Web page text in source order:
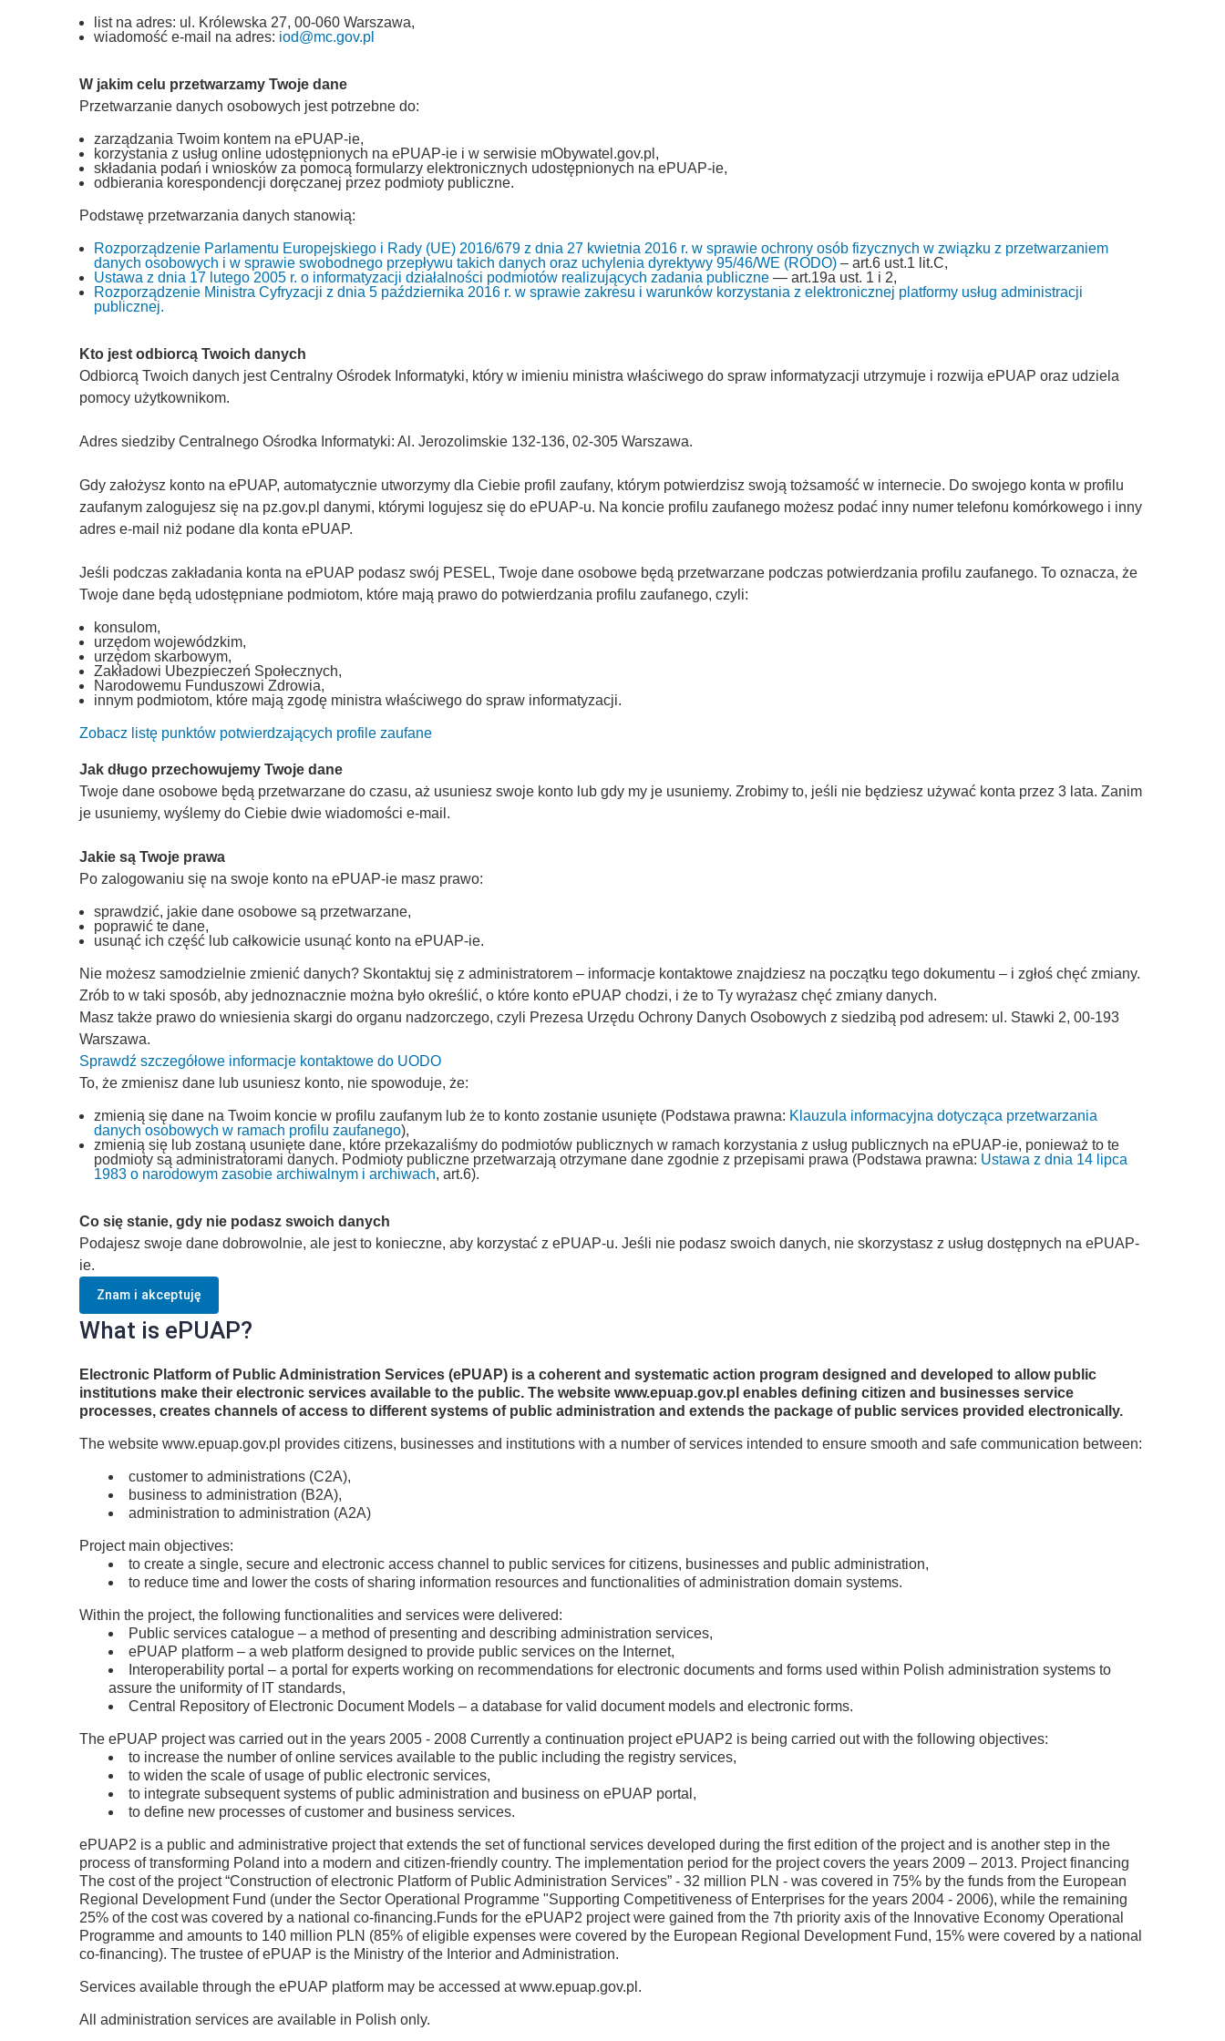
list na adres: ul. Królewska 27, 00-060 Warszawa,
wiadomość e-mail na adres: iod@mc.gov.pl
W jakim celu przetwarzamy Twoje dane
Przetwarzanie danych osobowych jest potrzebne do:
zarządzania Twoim kontem na ePUAP-ie,
korzystania z usług online udostępnionych na ePUAP-ie i w serwisie mObywatel.gov.pl,
składania podań i wniosków za pomocą formularzy elektronicznych udostępnionych na ePUAP-ie,
odbierania korespondencji doręczanej przez podmioty publiczne.
Podstawę przetwarzania danych stanowią:
Rozporządzenie Parlamentu Europejskiego i Rady (UE) 2016/679 z dnia 27 kwietnia 2016 r. w sprawie ochrony osób fizycznych w związku z przetwarzaniem
danych osobowych i w sprawie swobodnego przepływu takich danych oraz uchylenia dyrektywy 95/46/WE (RODO) – art.6 ust.1 lit.C,
Ustawa z dnia 17 lutego 2005 r. o informatyzacji działalności podmiotów realizujących zadania publiczne — art.19a ust. 1 i 2,
Rozporządzenie Ministra Cyfryzacji z dnia 5 października 2016 r. w sprawie zakresu i warunków korzystania z elektronicznej platformy usług administracji
publicznej.
Kto jest odbiorcą Twoich danych
Odbiorcą Twoich danych jest Centralny Ośrodek Informatyki, który w imieniu ministra właściwego do spraw informatyzacji utrzymuje i rozwija ePUAP oraz udziela
pomocy użytkownikom.
Adres siedziby Centralnego Ośrodka Informatyki: Al. Jerozolimskie 132-136, 02-305 Warszawa.
Gdy założysz konto na ePUAP, automatycznie utworzymy dla Ciebie profil zaufany, którym potwierdzisz swoją tożsamość w internecie. Do swojego konta w profilu
zaufanym zalogujesz się na pz.gov.pl danymi, którymi logujesz się do ePUAP-u. Na koncie profilu zaufanego możesz podać inny numer telefonu komórkowego i inny
adres e-mail niż podane dla konta ePUAP.
Jeśli podczas zakładania konta na ePUAP podasz swój PESEL, Twoje dane osobowe będą przetwarzane podczas potwierdzania profilu zaufanego. To oznacza, że
Twoje dane będą udostępniane podmiotom, które mają prawo do potwierdzania profilu zaufanego, czyli:
konsulom,
urzędom wojewódzkim,
urzędom skarbowym,
Zakładowi Ubezpieczeń Społecznych,
Narodowemu Funduszowi Zdrowia,
innym podmiotom, które mają zgodę ministra właściwego do spraw informatyzacji.
Zobacz listę punktów potwierdzających profile zaufane
Jak długo przechowujemy Twoje dane
Twoje dane osobowe będą przetwarzane do czasu, aż usuniesz swoje konto lub gdy my je usuniemy. Zrobimy to, jeśli nie będziesz używać konta przez 3 lata. Zanim
je usuniemy, wyślemy do Ciebie dwie wiadomości e-mail.
Jakie są Twoje prawa
Po zalogowaniu się na swoje konto na ePUAP-ie masz prawo:
sprawdzić, jakie dane osobowe są przetwarzane,
poprawić te dane,
usunąć ich część lub całkowicie usunąć konto na ePUAP-ie.
Nie możesz samodzielnie zmienić danych? Skontaktuj się z administratorem – informacje kontaktowe znajdziesz na początku tego dokumentu – i zgłoś chęć zmiany.
Zrób to w taki sposób, aby jednoznacznie można było określić, o które konto ePUAP chodzi, i że to Ty wyrażasz chęć zmiany danych.
Masz także prawo do wniesienia skargi do organu nadzorczego, czyli Prezesa Urzędu Ochrony Danych Osobowych z siedzibą pod adresem: ul. Stawki 2, 00-193
Warszawa.
Sprawdź szczegółowe informacje kontaktowe do UODO
To, że zmienisz dane lub usuniesz konto, nie spowoduje, że:
zmienią się dane na Twoim koncie w profilu zaufanym lub że to konto zostanie usunięte (Podstawa prawna: Klauzula informacyjna dotycząca przetwarzania
danych osobowych w ramach profilu zaufanego),
zmienią się lub zostaną usunięte dane, które przekazaliśmy do podmiotów publicznych w ramach korzystania z usług publicznych na ePUAP-ie, ponieważ to te
podmioty są administratorami danych. Podmioty publiczne przetwarzają otrzymane dane zgodnie z przepisami prawa (Podstawa prawna: Ustawa z dnia 14 lipca
1983 o narodowym zasobie archiwalnym i archiwach, art.6).
Co się stanie, gdy nie podasz swoich danych
Podajesz swoje dane dobrowolnie, ale jest to konieczne, aby korzystać z ePUAP-u. Jeśli nie podasz swoich danych, nie skorzystasz z usług dostępnych na ePUAP-
ie.
Znam i akceptuję
What is ePUAP?
Electronic Platform of Public Administration Services (ePUAP) is a coherent and systematic action program designed and developed to allow public
institutions make their electronic services available to the public. The website www.epuap.gov.pl enables defining citizen and businesses service
processes, creates channels of access to different systems of public administration and extends the package of public services provided electronically.
The website www.epuap.gov.pl provides citizens, businesses and institutions with a number of services intended to ensure smooth and safe communication between:
customer to administrations (C2A),
business to administration (B2A),
administration to administration (A2A)
Project main objectives:
to create a single, secure and electronic access channel to public services for citizens, businesses and public administration,
to reduce time and lower the costs of sharing information resources and functionalities of administration domain systems.
Within the project, the following functionalities and services were delivered:
Public services catalogue – a method of presenting and describing administration services,
ePUAP platform – a web platform designed to provide public services on the Internet,
Interoperability portal – a portal for experts working on recommendations for electronic documents and forms used within Polish administration systems to
assure the uniformity of IT standards,
Central Repository of Electronic Document Models – a database for valid document models and electronic forms.
The ePUAP project was carried out in the years 2005 - 2008 Currently a continuation project ePUAP2 is being carried out with the following objectives:
to increase the number of online services available to the public including the registry services,
to widen the scale of usage of public electronic services,
to integrate subsequent systems of public administration and business on ePUAP portal,
to define new processes of customer and business services.
ePUAP2 is a public and administrative project that extends the set of functional services developed during the first edition of the project and is another step in the
process of transforming Poland into a modern and citizen-friendly country. The implementation period for the project covers the years 2009 – 2013. Project financing
The cost of the project “Construction of electronic Platform of Public Administration Services” - 32 million PLN - was covered in 75% by the funds from the European
Regional Development Fund (under the Sector Operational Programme "Supporting Competitiveness of Enterprises for the years 2004 - 2006), while the remaining
25% of the cost was covered by a national co-financing.Funds for the ePUAP2 project were gained from the 7th priority axis of the Innovative Economy Operational
Programme and amounts to 140 million PLN (85% of eligible expenses were covered by the European Regional Development Fund, 15% were covered by a national
co-financing). The trustee of ePUAP is the Ministry of the Interior and Administration.
Services available through the ePUAP platform may be accessed at www.epuap.gov.pl.
All administration services are available in Polish only.